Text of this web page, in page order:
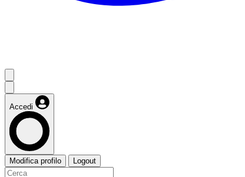
Accedi
Modifica profilo Logout